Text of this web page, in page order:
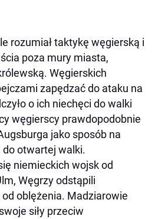
rozumiał taktykę węgierską i
poza mury miasta,
Węgierskich
zapędzać do ataku na
o ich niechęci do walki
węgierscy prawdopodobnie
jako sposób na
otwartej walki.
niemieckich wojsk od
Węgrzy odstąpili
oblężenia. Madziarowie
siły przeciw